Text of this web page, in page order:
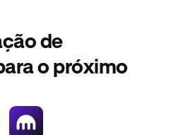
de
o próximo